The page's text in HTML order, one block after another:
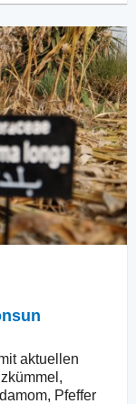
aktuellen
Pfeffer